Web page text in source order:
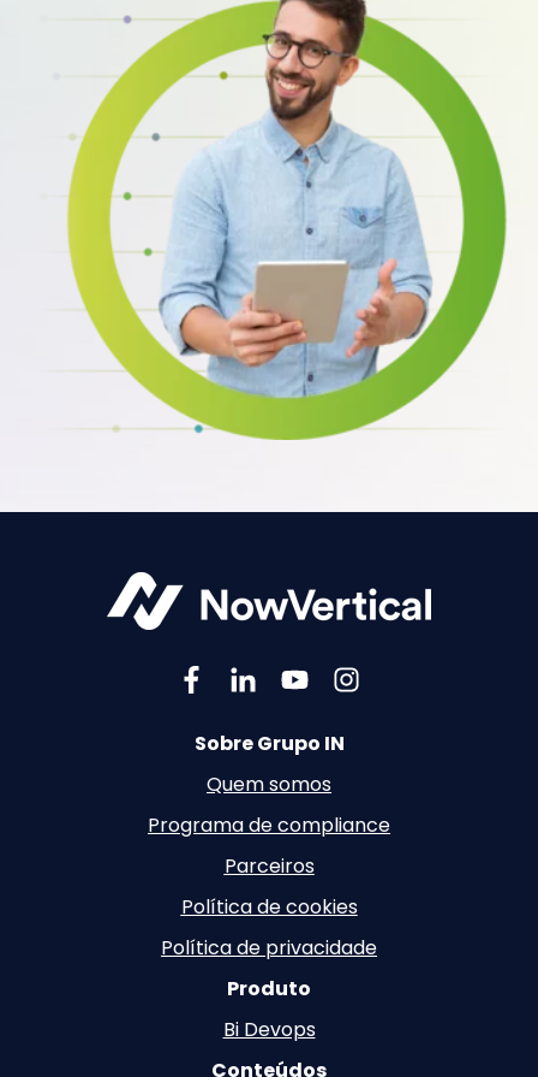
Sobre Grupo IN
Quem somos
Programa de compliance
Parceiros
Política de cookies
Política de privacidade
Produto
Bi Devops
Conteúdos